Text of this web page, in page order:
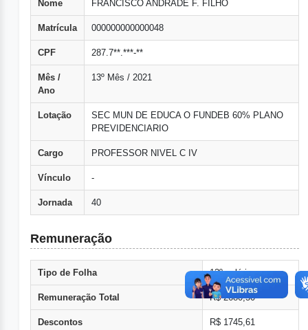
Nome FRANCISCO ANDRADE F. FILHO
Matrícula 000000000000048
CPF 287.7**.***-**
Mês /
Ano
13º Mês / 2021
Lotação
SEC MUN DE EDUCA O FUNDEB 60% PLANO
PREVIDENCIARIO
Cargo PROFESSOR NIVEL C IV
Vínculo -
Jornada 40
Remuneração
Tipo de Folha 13º salário
Remuneração Total R$ 2680,50
Descontos R$ 1745,61